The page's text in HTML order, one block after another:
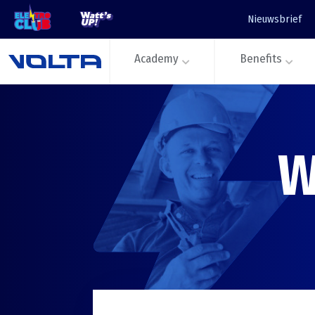
Nieuwsbrief
Academy Benefits